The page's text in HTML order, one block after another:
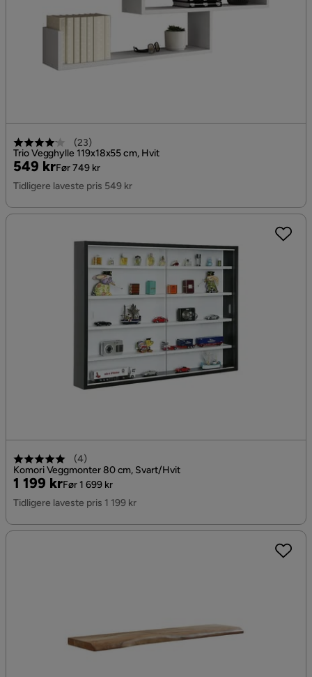
(23)
Trio Vegghylle 119x18x55 cm, Hvit
Pris
549 kr
Original
Pris
Før 749 kr
Tidligere laveste pris 549 kr
(4)
Komori Veggmonter 80 cm, Svart/Hvit
Pris
1 199 kr
Original
Pris
Før 1 699 kr
Tidligere laveste pris 1 199 kr